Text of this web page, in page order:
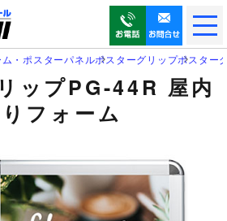
メ
ニ
ュ
を
・ポスターパネルポスターグリップポスター
ップPG-44R 屋内
フォーム